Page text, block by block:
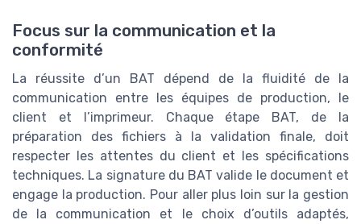
Focus sur la communication et la
conformité
La réussite d’un BAT dépend de la fluidité de la
communication entre les équipes de production, le
client et l’imprimeur. Chaque étape BAT, de la
préparation des fichiers à la validation finale, doit
respecter les attentes du client et les spécifications
techniques. La signature du BAT valide le document et
engage la production. Pour aller plus loin sur la gestion
de la communication et le choix d’outils adaptés,